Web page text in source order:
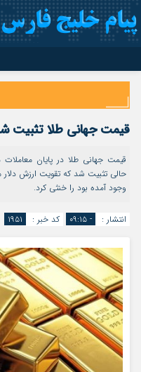
اینستاگرام
سروش
نام کاربری یا نشانی ایمیل
رمز عبور
مرا به خاطر بسپار
قیمت جهانی طلا تثبیت
قیمت جهانی طلا در پایان
حالی تثبیت شد که تقویت ارزش دلار
وجود آمده بود را خنثی کرد.
انتشار : - ۰۹:۱۵ کد خبر : ۱۹۵۱